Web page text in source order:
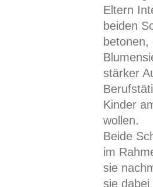
Eltern
beiden
stärker
Kinder
wollen.
Beide
im
sie
sie